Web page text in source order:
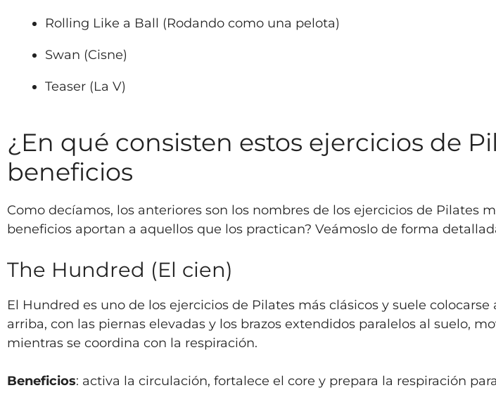
Rolling Like a Ball (Rodando como una pelota)
Swan (Cisne)
Teaser (La V)
¿En qué consisten estos ejercicios de
beneficios
Como decíamos, los anteriores son los nombres de los ejercicios de Pilates
beneficios aportan a aquellos que los practican? Veámoslo de forma
The Hundred (El cien)
El Hundred es uno de los ejercicios de Pilates más clásicos y suele
arriba, con las piernas elevadas y los brazos extendidos paralelos al suelo,
mientras se coordina con la respiración.
Beneficios: activa la circulación, fortalece el core y prepara la respiración